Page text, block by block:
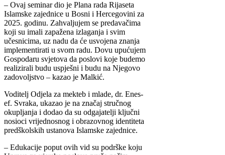
– Ovaj seminar dio je Plana rada Rijaseta
Islamske zajednice u Bosni i Hercegovini za
2025. godinu. Zahvaljujem se predavačima
koji su imali zapažena izlaganja i svim
učesnicima, uz nadu da će usvojena znanja
implementirati u svom radu. Dovu upućujem
Gospodaru svjetova da poslovi koje budemo
realizirali budu uspješni i budu na Njegovo
zadovoljstvo – kazao je Malkić.
Voditelj Odjela za mekteb i mlade, dr. Enes-
ef. Svraka, ukazao je na značaj stručnog
okupljanja i dodao da su odgajatelji ključni
nosioci vrijednosnog i obrazovnog identiteta
predškolskih ustanova Islamske zajednice.
– Edukacije poput ovih vid su podrške koju